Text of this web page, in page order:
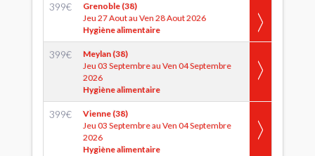
399€
Grenoble (38)
Jeu 27 Aout au Ven 28 Aout 2026
Hygiène alimentaire
399€
Meylan (38)
Jeu 03 Septembre au Ven 04 Septembre
2026
Hygiène alimentaire
399€
Vienne (38)
Jeu 03 Septembre au Ven 04 Septembre
2026
Hygiène alimentaire